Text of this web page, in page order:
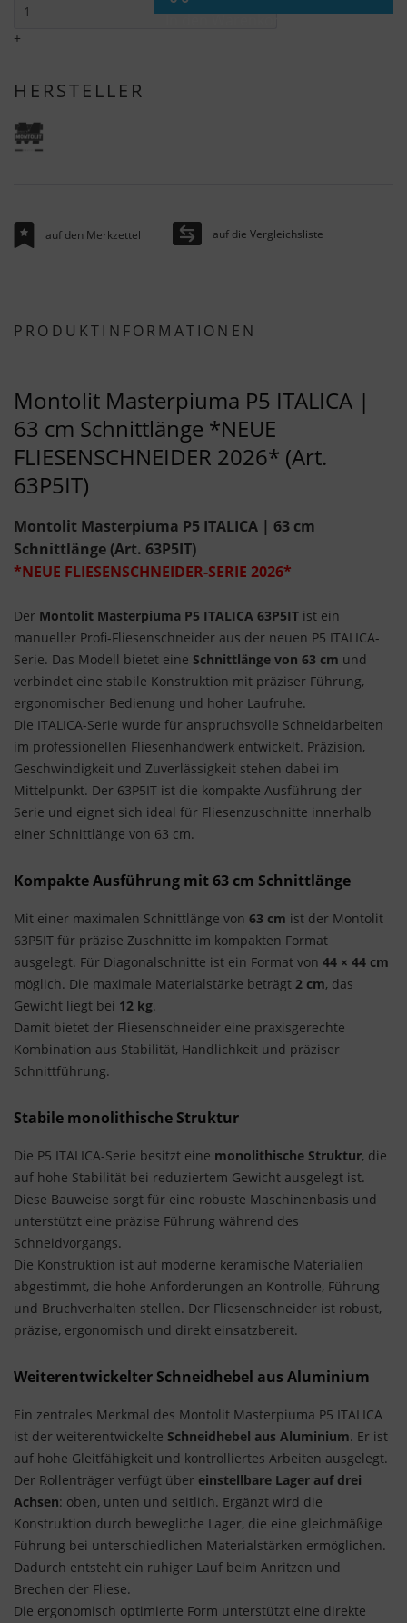
+
In den Warenkorb
HERSTELLER
auf den Merkzettel auf die Vergleichsliste
PRODUKTINFORMATIONEN
Montolit Masterpiuma P5 ITALICA |
63 cm Schnittlänge *NEUE
FLIESENSCHNEIDER 2026* (Art.
63P5IT)
Montolit Masterpiuma P5 ITALICA | 63 cm
Schnittlänge (Art. 63P5IT)
*NEUE FLIESENSCHNEIDER-SERIE 2026*
Der Montolit Masterpiuma P5 ITALICA 63P5IT ist ein
manueller Profi-Fliesenschneider aus der neuen P5 ITALICA-
Serie. Das Modell bietet eine Schnittlänge von 63 cm und
verbindet eine stabile Konstruktion mit präziser Führung,
ergonomischer Bedienung und hoher Laufruhe.
Die ITALICA-Serie wurde für anspruchsvolle Schneidarbeiten
im professionellen Fliesenhandwerk entwickelt. Präzision,
Geschwindigkeit und Zuverlässigkeit stehen dabei im
Mittelpunkt. Der 63P5IT ist die kompakte Ausführung der
Serie und eignet sich ideal für Fliesenzuschnitte innerhalb
einer Schnittlänge von 63 cm.
Kompakte Ausführung mit 63 cm Schnittlänge
Mit einer maximalen Schnittlänge von 63 cm ist der Montolit
63P5IT für präzise Zuschnitte im kompakten Format
ausgelegt. Für Diagonalschnitte ist ein Format von 44 × 44 cm
möglich. Die maximale Materialstärke beträgt 2 cm, das
Gewicht liegt bei 12 kg.
Damit bietet der Fliesenschneider eine praxisgerechte
Kombination aus Stabilität, Handlichkeit und präziser
Schnittführung.
Stabile monolithische Struktur
Die P5 ITALICA-Serie besitzt eine monolithische Struktur, die
auf hohe Stabilität bei reduziertem Gewicht ausgelegt ist.
Diese Bauweise sorgt für eine robuste Maschinenbasis und
unterstützt eine präzise Führung während des
Schneidvorgangs.
Die Konstruktion ist auf moderne keramische Materialien
abgestimmt, die hohe Anforderungen an Kontrolle, Führung
und Bruchverhalten stellen. Der Fliesenschneider ist robust,
präzise, ergonomisch und direkt einsatzbereit.
Weiterentwickelter Schneidhebel aus Aluminium
Ein zentrales Merkmal des Montolit Masterpiuma P5 ITALICA
ist der weiterentwickelte Schneidhebel aus Aluminium. Er ist
auf hohe Gleitfähigkeit und kontrolliertes Arbeiten ausgelegt.
Der Rollenträger verfügt über einstellbare Lager auf drei
Achsen: oben, unten und seitlich. Ergänzt wird die
Konstruktion durch bewegliche Lager, die eine gleichmäßige
Führung bei unterschiedlichen Materialstärken ermöglichen.
Dadurch entsteht ein ruhiger Lauf beim Anritzen und
Brechen der Fliese.
Die ergonomisch optimierte Form unterstützt eine direkte